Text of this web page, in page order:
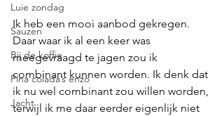
Luie zondag
Sauzen
Bij de koffie
Pina colada’s enzo
Jacht
Ik heb een mooi aanbod gekregen.
Daar waar ik al een keer was
meegevraagd te jagen zou ik
combinant kunnen worden. Ik denk dat
ik nu wel combinant zou willen worden,
terwijl ik me daar eerder eigenlijk niet